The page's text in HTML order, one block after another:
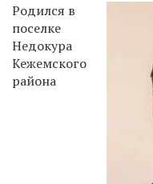
Родился в
поселке
Недокура
Кежемского
района